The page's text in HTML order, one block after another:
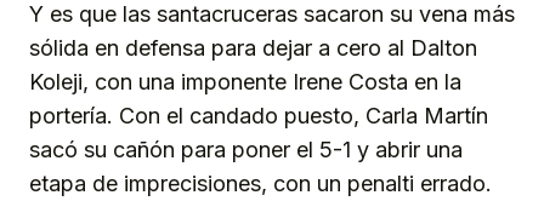
Y es que las santacruceras sacaron su vena más
sólida en defensa para dejar a cero al Dalton
Koleji, con una imponente Irene Costa en la
portería. Con el candado puesto, Carla Martín
sacó su cañón para poner el 5-1 y abrir una
etapa de imprecisiones, con un penalti errado.